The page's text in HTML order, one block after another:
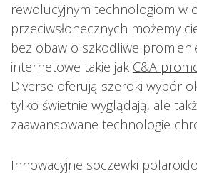
rewolucyjnym technologiom w
przeciwsłonecznych możemy
bez obaw o szkodliwe
internetowe takie jak C&A
Diverse oferują szeroki wybór
tylko świetnie wyglądają, ale
zaawansowane technologie
Innowacyjne soczewki